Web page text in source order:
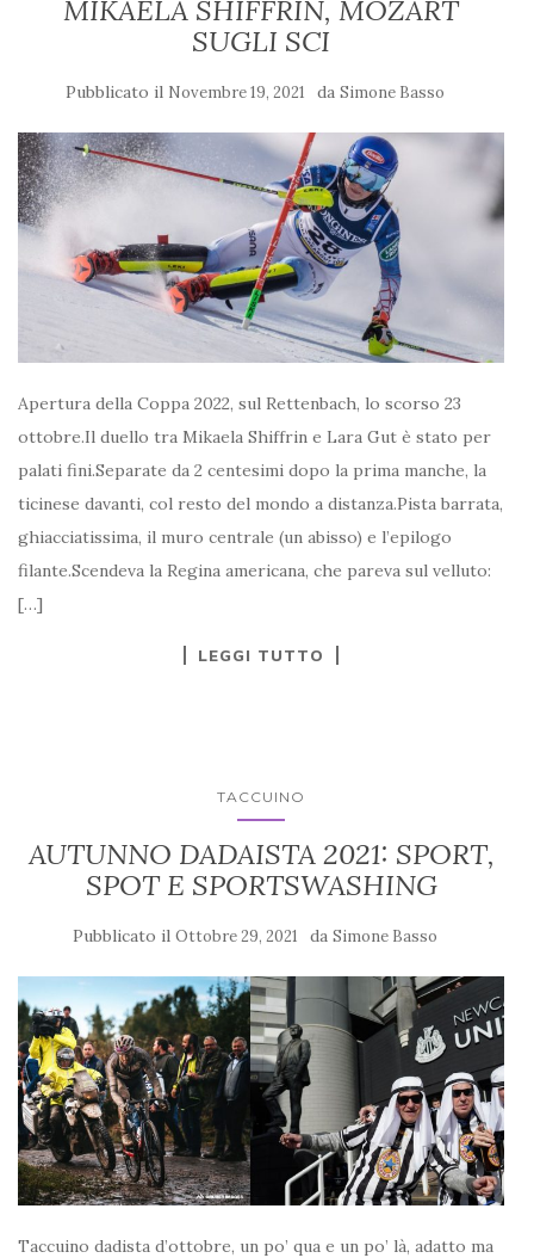
MIKAELA SHIFFRIN, MOZART
SUGLI SCI
Pubblicato il Novembre 19, 2021 da Simone Basso
Apertura della Coppa 2022, sul Rettenbach, lo scorso 23
ottobre.Il duello tra Mikaela Shiffrin e Lara Gut è stato per
palati fini.Separate da 2 centesimi dopo la prima manche, la
ticinese davanti, col resto del mondo a distanza.Pista barrata,
ghiacciatissima, il muro centrale (un abisso) e l’epilogo
filante.Scendeva la Regina americana, che pareva sul velluto:
[…]
LEGGI TUTTO
TACCUINO
AUTUNNO DADAISTA 2021: SPORT,
SPOT E SPORTSWASHING
Pubblicato il Ottobre 29, 2021 da Simone Basso
Taccuino dadista d’ottobre, un po’ qua e un po’ là, adatto ma